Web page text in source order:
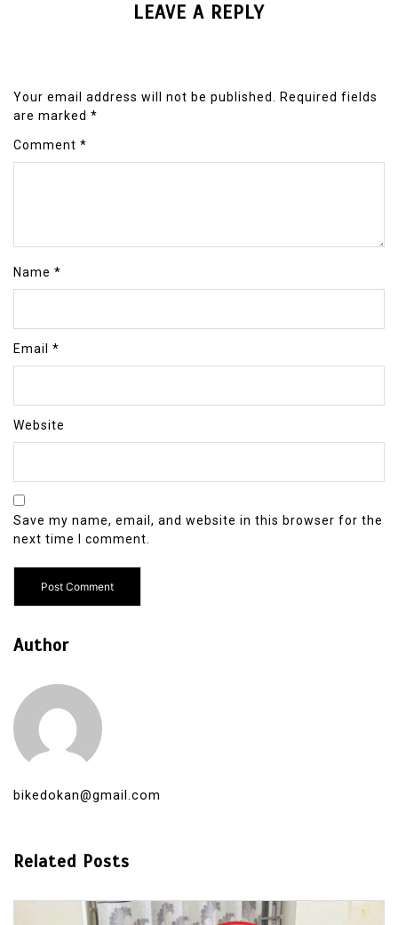
LEAVE A REPLY
Your email address will not be published.
Required fields
are marked *
Comment *
Name *
Email *
Website
Save my name, email, and website in this browser for the
next time I comment.
Author
bikedokan@gmail.com
Related Posts